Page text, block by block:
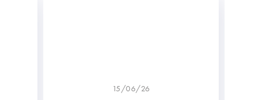
15/06/26